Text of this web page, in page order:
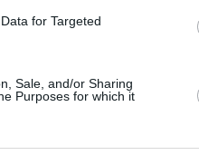
for Targeted
Sale, and/or Sharing
Purposes for which it
Fighting Dog μαζί
το Bull Terrier,
Wolfhound και